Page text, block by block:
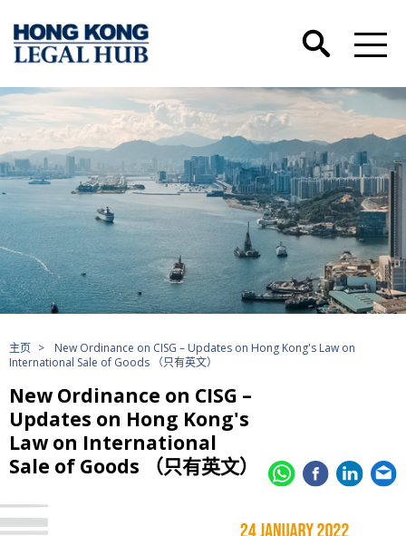
主页 >
New Ordinance on CISG – Updates on Hong Kong's Law on
International Sale of Goods （只有英文）
New Ordinance on CISG –
Updates on Hong Kong's
Law on International
Sale of Goods （只有英文）